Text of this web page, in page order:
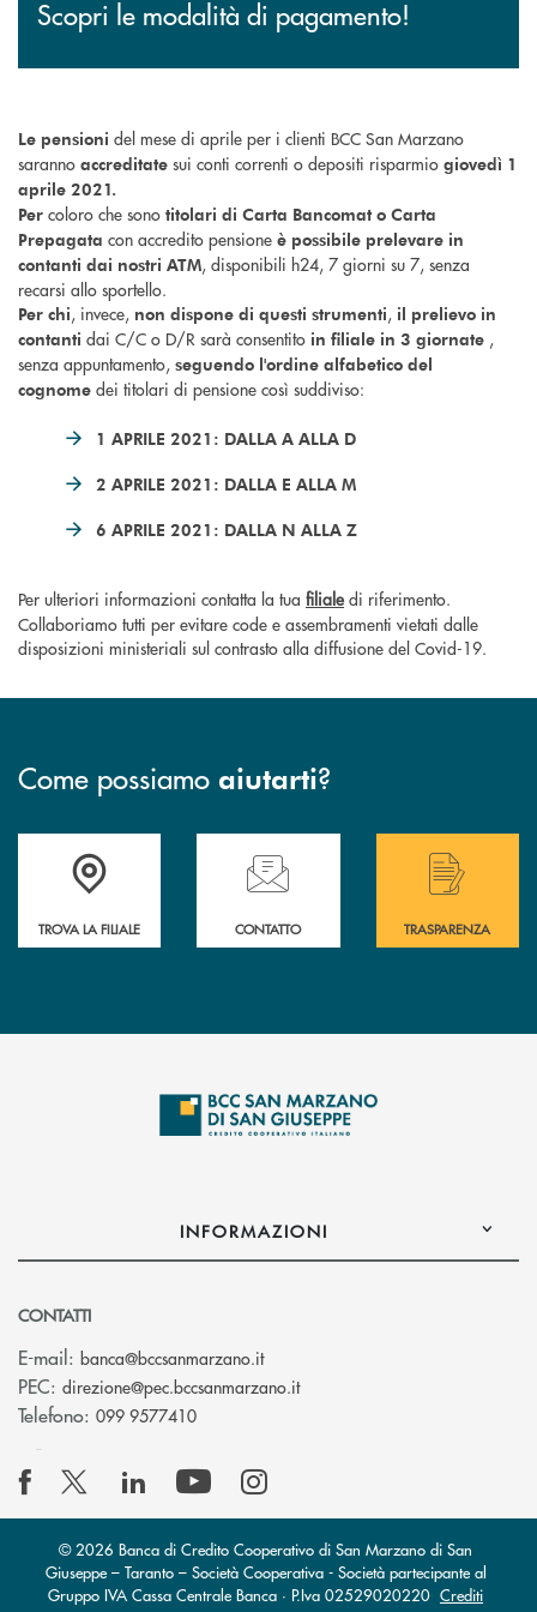
Scopri le modalità di pagamento!
Le pensioni del mese di aprile per i clienti BCC San Marzano
saranno accreditate sui conti correnti o depositi risparmio giovedì 1
aprile 2021.
Per coloro che sono titolari di Carta Bancomat o Carta
Prepagata con accredito pensione è possibile prelevare in
contanti dai nostri ATM, disponibili h24, 7 giorni su 7, senza
recarsi allo sportello.
Per chi, invece, non dispone di questi strumenti, il prelievo in
contanti dai C/C o D/R sarà consentito in filiale in 3 giornate ,
senza appuntamento, seguendo l'ordine alfabetico del
cognome dei titolari di pensione così suddiviso:
1 APRILE 2021: DALLA A ALLA D
2 APRILE 2021: DALLA E ALLA M
6 APRILE 2021: DALLA N ALLA Z
Per ulteriori informazioni contatta la tua filiale di riferimento.
Collaboriamo tutti per evitare code e assembramenti vietati dalle
disposizioni ministeriali sul contrasto alla diffusione del Covid-19.
Come possiamo aiutarti?
Accedi all' elenco completo delle filiali di Bcc San Marzano.
TROVA LA FILIALE
Hai bisogno di assistenza immediata?
CONTATTO
Hai bisogno di
TRASPARENZA
INFORMAZIONI
CONTATTI
E-mail: banca@bccsanmarzano.it(si apre l’app di posta
PEC: direzione@pec.bccsanmarzano.it(si apre l’app di posta
Telefono: 099 9577410
© 2026 Banca di Credito Cooperativo di San Marzano di San
Giuseppe – Taranto – Società Cooperativa - Società partecipante al
Gruppo IVA Cassa Centrale Banca · P.Iva 02529020220 Crediti